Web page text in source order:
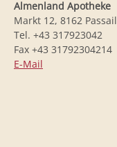
Almenland Apotheke
Markt 12, 8162 Passail
Tel. +43 317923042
Fax +43 31792304214
E-Mail